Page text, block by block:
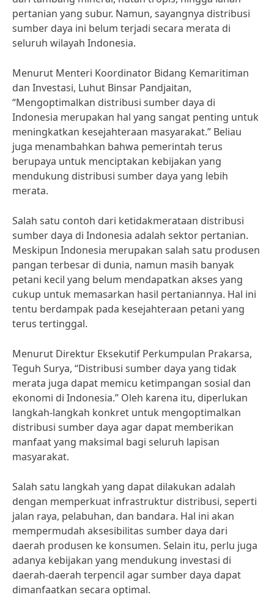
pertanian yang subur. Namun, sayangnya distribusi
sumber daya ini belum terjadi secara merata di
seluruh wilayah Indonesia.
Menurut Menteri Koordinator Bidang Kemaritiman
dan Investasi, Luhut Binsar Pandjaitan,
“Mengoptimalkan distribusi sumber daya di
Indonesia merupakan hal yang sangat penting untuk
meningkatkan kesejahteraan masyarakat.” Beliau
juga menambahkan bahwa pemerintah terus
berupaya untuk menciptakan kebijakan yang
mendukung distribusi sumber daya yang lebih
merata.
Salah satu contoh dari ketidakmerataan distribusi
sumber daya di Indonesia adalah sektor pertanian.
Meskipun Indonesia merupakan salah satu produsen
pangan terbesar di dunia, namun masih banyak
petani kecil yang belum mendapatkan akses yang
cukup untuk memasarkan hasil pertaniannya. Hal ini
tentu berdampak pada kesejahteraan petani yang
terus tertinggal.
Menurut Direktur Eksekutif Perkumpulan Prakarsa,
Teguh Surya, “Distribusi sumber daya yang tidak
merata juga dapat memicu ketimpangan sosial dan
ekonomi di Indonesia.” Oleh karena itu, diperlukan
langkah-langkah konkret untuk mengoptimalkan
distribusi sumber daya agar dapat memberikan
manfaat yang maksimal bagi seluruh lapisan
masyarakat.
Salah satu langkah yang dapat dilakukan adalah
dengan memperkuat infrastruktur distribusi, seperti
jalan raya, pelabuhan, dan bandara. Hal ini akan
mempermudah aksesibilitas sumber daya dari
daerah produsen ke konsumen. Selain itu, perlu juga
adanya kebijakan yang mendukung investasi di
daerah-daerah terpencil agar sumber daya dapat
dimanfaatkan secara optimal.